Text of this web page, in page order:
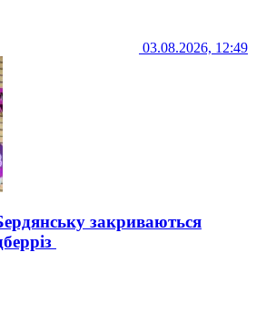
03.08.2026, 12:49
закриваються